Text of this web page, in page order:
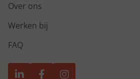
Over ons
Werken bij
FAQ